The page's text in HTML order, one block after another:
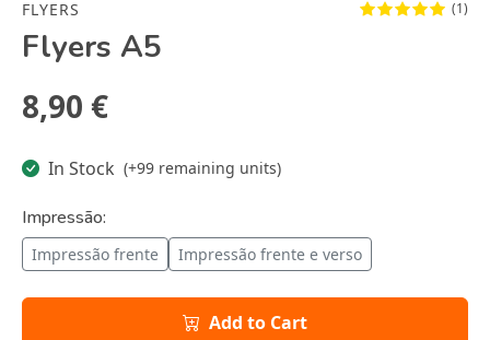
FLYERS (1)
Flyers A5
8,90 €
In Stock (+99 remaining units)
Impressão:
Impressão frente Impressão frente e verso
Add to Cart